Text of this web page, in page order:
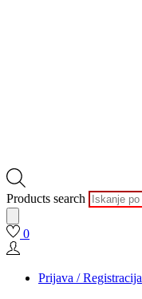
Products search
0
Prijava / Registracija